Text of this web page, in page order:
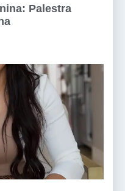
Palestra